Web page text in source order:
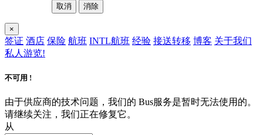
取消 消除
×
签证 酒店 保险 航班 INTL航班 经验 接送转移 博客 关于我们
私人游览!
不可用 !
由于供应商的技术问题，我们的 Bus服务是暂时无法使用的。
请继续关注，我们正在修复它。
从